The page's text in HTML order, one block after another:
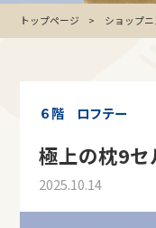
トップページ ショップニ
６階 ロフテー
極上の枕9
2025.10.14